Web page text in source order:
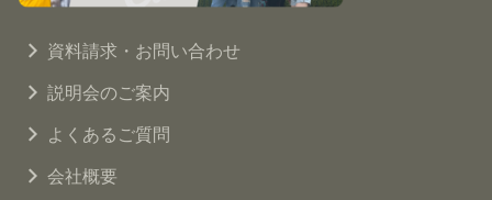
資料請求・お問い合わせ
説明会のご案内
よくあるご質問
会社概要